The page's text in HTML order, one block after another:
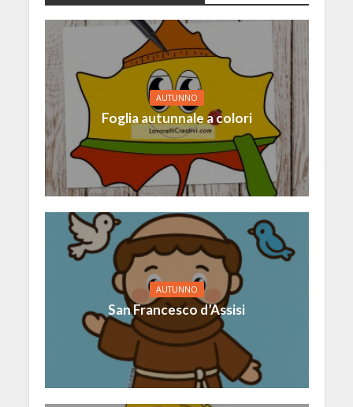
AUTUNNO
Foglia autunnale a colori
AUTUNNO
San Francesco d’Assisi